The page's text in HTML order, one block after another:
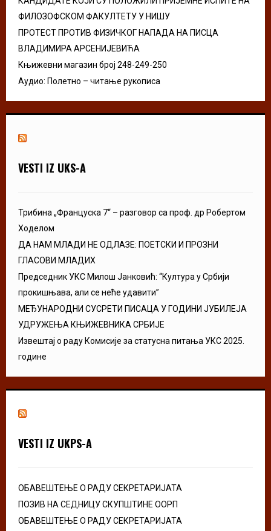
ФИЛОЗОФСКОМ ФАКУЛТЕТУ У НИШУ
ПРОТЕСТ ПРОТИВ ФИЗИЧКОГ НАПАДА НА ПИСЦА
ВЛАДИМИРА АРСЕНИЈЕВИЋА
Књижевни магазин број 248-249-250
Аудио: Полетно – читање рукописа
VESTI IZ UKS-A
Трибина „Француска 7“ – разговор са проф. др Робертом
Ходелом
ДА НАМ МЛАДИ НЕ ОДЛАЗЕ: ПОЕТСКИ И ПРОЗНИ
ГЛАСОВИ МЛАДИХ
Председник УКС Милош Јанковић: “Култура у Србији
прокишњава, али се неће удавити”
МЕЂУНАРОДНИ СУСРЕТИ ПИСАЦА У ГОДИНИ ЈУБИЛЕЈА
УДРУЖЕЊА КЊИЖЕВНИКА СРБИЈЕ
Извештај о раду Комисије за статусна питања УКС 2025.
године
VESTI IZ UKPS-A
ОБАВЕШТЕЊЕ О РАДУ СЕКРЕТАРИЈАТА
ПОЗИВ НА СЕДНИЦУ СКУПШТИНЕ ООРП
ОБАВЕШТЕЊЕ О РАДУ СЕКРЕТАРИЈАТА